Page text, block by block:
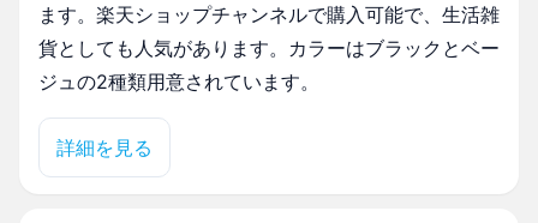
ます。楽天ショップチャンネルで購入可能で、生活雑
貨としても人気があります。カラーはブラックとベー
ジュの2種類用意されています。
詳細を見る